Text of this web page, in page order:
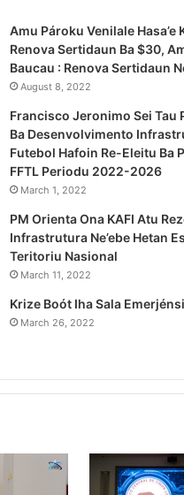
Amu Pároku Venilale Hasa’e
Renova Sertidaun Ba $30,
Baucau : Renova Sertidaun
August 8, 2022
Francisco Jeronimo Sei Tau
Ba Desenvolvimento
Futebol Hafoin Re-Eleitu Ba
FFTL Periodu 2022-2026
March 1, 2022
PM Orienta Ona KAFI Atu
Infrastrutura Ne’ebe Hetan
Teritoriu Nasional
March 11, 2022
Krize Boót Iha Sala
March 26, 2022